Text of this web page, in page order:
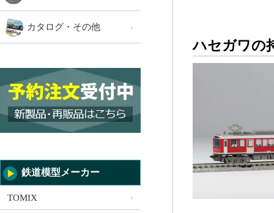
カタログ・その他
鉄道模型メーカー
TOMIX
ハセガワの